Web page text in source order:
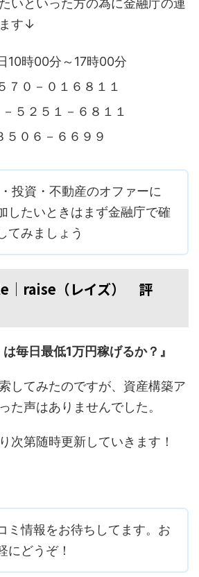
いといった方の為に金融庁の連
す↓
10時00分～17時00分
７０－０１６８１１
５２５１－６８１１
５０６－６６９９
投資・不動産のオファーに
したいときはまず金融庁で確
てみましょう
（レイズ） 評
毎日最低1万円稼げるか？』
してみたのですが、資産構築ア
た声はありませんでした。
次第随時更新していきます！
ミ情報をお待ちしてます。お
にどうぞ！